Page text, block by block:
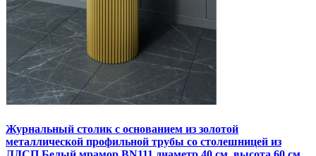
Журнальный столик с основанием из золотой
металлической профильной трубы со столешницей из